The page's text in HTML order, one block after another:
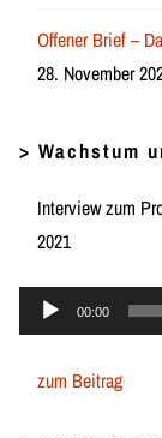
Offener Brief –
28. November
> Wachstum
Interview zum
2021
Audio-
Player
00:00
zum Beitrag